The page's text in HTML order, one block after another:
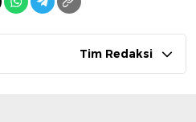
Tim Redaksi